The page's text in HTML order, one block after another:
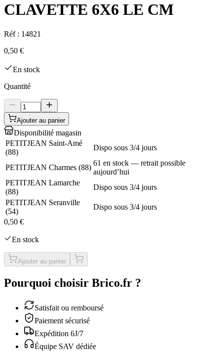
CLAVETTE 6X6 LE CM
Réf : 14821
0,50 €
En stock
Quantité
Ajouter au panier
Disponibilité magasin
PETITJEAN Saint-Amé
(88)
Dispo sous 3/4 jours
PETITJEAN Charmes (88)
61 en stock — retrait possible
aujourd’hui
PETITJEAN Lamarche
(88)
Dispo sous 3/4 jours
PETITJEAN Seranville
(54)
Dispo sous 3/4 jours
0,50 €
En stock
Ajouter au panier
Pourquoi choisir Brico.fr ?
Satisfait ou remboursé
Paiement sécurisé
Expédition 6J/7
Équipe SAV dédiée